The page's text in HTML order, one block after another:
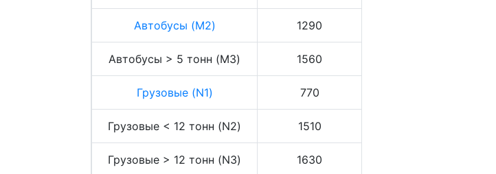
Автобусы (M2) 1290
Автобусы > 5 тонн (M3) 1560
Грузовые (N1) 770
Грузовые < 12 тонн (N2) 1510
Грузовые > 12 тонн (N3) 1630